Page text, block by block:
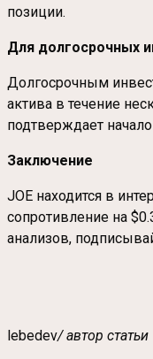
позиции.
Для долгосрочных
Долгосрочным
актива в течение
подтверждает
Заключение
JOE находится в
сопротивление на
анализов,
lebedev/ автор статьи